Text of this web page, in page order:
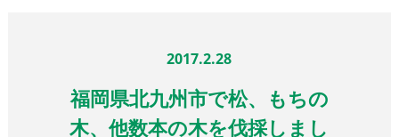
2017.2.28
福岡県北九州市で松、もちの
木、他数本の木を伐採しまし